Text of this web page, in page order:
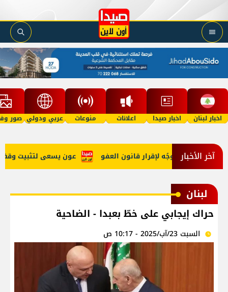
اخبار لبنان اخبار صيدا اعلانات منوعات عربي ودولي صور
آخر الأخبار عون يسعى لتثبيت وقف الحرب وتوجُه لإقرار قانون العفو
لبنان
حراك إيجابي على خطّ بعبدا - الضاحية
السبت 23/آب/2025 - 10:17 ص